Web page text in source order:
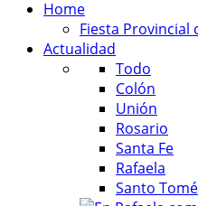
Home
Fiesta Provincial
Actualidad
Todo
Colón
Unión
Rosario
Santa Fe
Rafaela
Santo Tomé